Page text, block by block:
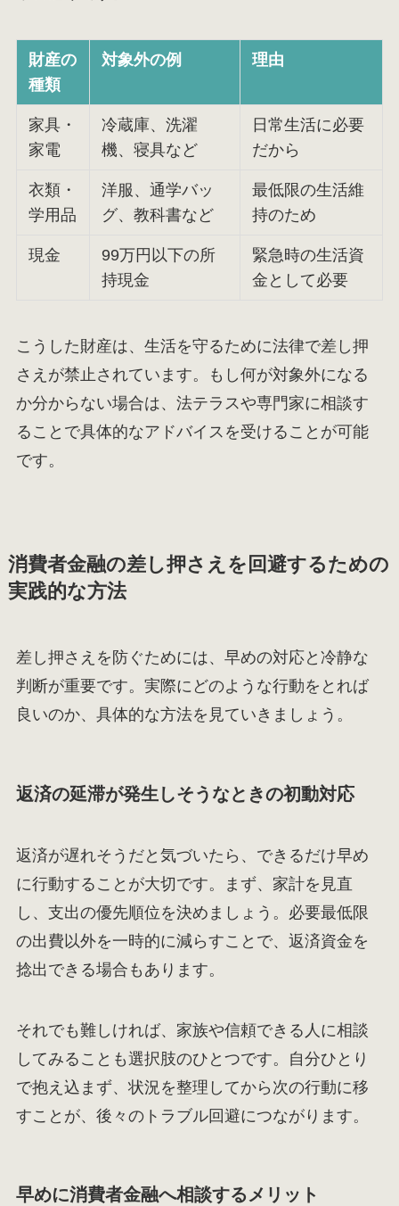
財産の
種類
対象外の例 理由
家具・
家電
冷蔵庫、洗濯
機、寝具など
日常生活に必要
だから
衣類・
学用品
洋服、通学バッ
グ、教科書など
最低限の生活維
持のため
現金
99万円以下の所
持現金
緊急時の生活資
金として必要
こうした財産は、生活を守るために法律で差し押
さえが禁止されています。もし何が対象外になる
か分からない場合は、法テラスや専門家に相談す
ることで具体的なアドバイスを受けることが可能
です。
消費者金融の差し押さえを回避するための
実践的な方法
差し押さえを防ぐためには、早めの対応と冷静な
判断が重要です。実際にどのような行動をとれば
良いのか、具体的な方法を見ていきましょう。
返済の延滞が発生しそうなときの初動対応
返済が遅れそうだと気づいたら、できるだけ早め
に行動することが大切です。まず、家計を見直
し、支出の優先順位を決めましょう。必要最低限
の出費以外を一時的に減らすことで、返済資金を
捻出できる場合もあります。
それでも難しければ、家族や信頼できる人に相談
してみることも選択肢のひとつです。自分ひとり
で抱え込まず、状況を整理してから次の行動に移
すことが、後々のトラブル回避につながります。
早めに消費者金融へ相談するメリット